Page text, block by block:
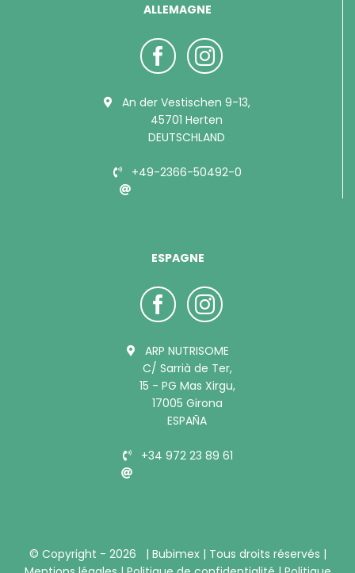
ALLEMAGNE
An der Vestischen 9-13,
45701 Herten
DEUTSCHLAND
+49-2366-50492-0
ESPAGNE
ARP NUTRISOME
C/ Sarrià de Ter,
15 - PG Mas Xirgu,
17005 Girona
ESPAÑA
+34 972 23 89 61
© Copyright - 2026 | Bubimex | Tous droits réservés |